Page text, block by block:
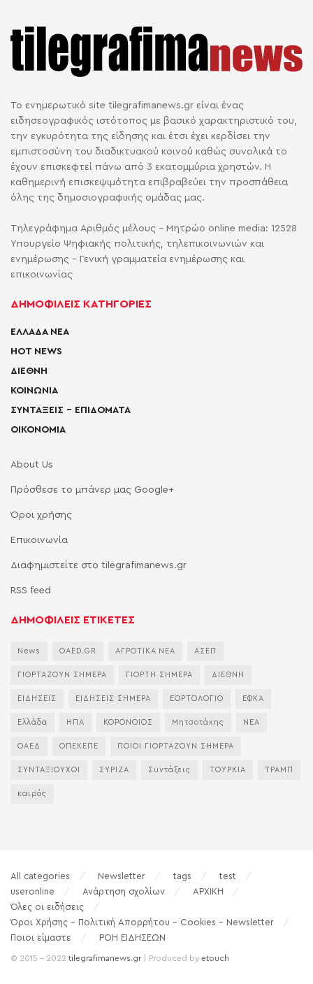
Το ενημερωτικό site tilegrafimanews.gr είναι ένας
ειδησεογραφικός ιστότοπος με βασικό χαρακτηριστικό του,
την εγκυρότητα της είδησης και έτσι έχει κερδίσει την
εμπιστοσύνη του διαδικτυακού κοινού καθώς συνολικά το
έχουν επισκεφτεί πάνω από 3 εκατομμύρια χρηστών. Η
καθημερινή επισκεψιμότητα επιβραβεύει την προσπάθεια
όλης της δημοσιογραφικής ομάδας μας.
Τηλεγράφημα Αριθμός μέλους - Μητρώο online media: 12528
Υπουργείο Ψηφιακής πολιτικής, τηλεπικοινωνιών και
ενημέρωσης - Γενική γραμματεία ενημέρωσης και
επικοινωνίας
ΔΗΜΟΦΙΛΕΙΣ ΚΑΤΗΓΟΡΙΕΣ
ΕΛΛΑΔΑ ΝΕΑ
HOT NEWS
ΔΙΕΘΝΗ
ΚΟΙΝΩΝΙΑ
ΣΥΝΤΑΞΕΙΣ – ΕΠΙΔΟΜΑΤΑ
ΟΙΚΟΝΟΜΙΑ
About Us
Πρόσθεσε το μπάνερ μας Google+
Όροι χρήσης
Επικοινωνία
Διαφημιστείτε στο tilegrafimanews.gr
RSS feed
ΔΗΜΟΦΙΛΕΙΣ ΕΤΙΚΕΤΕΣ
News OAED.GR ΑΓΡΟΤΙΚΑ ΝΕΑ ΑΣΕΠ
ΓΙΟΡΤΑΖΟΥΝ ΣΗΜΕΡΑ ΓΙΟΡΤΗ ΣΗΜΕΡΑ ΔΙΕΘΝΗ
ΕΙΔΗΣΕΙΣ ΕΙΔΗΣΕΙΣ ΣΗΜΕΡΑ ΕΟΡΤΟΛΟΓΙΟ ΕΦΚΑ
Ελλάδα ΗΠΑ ΚΟΡΟΝΟΙΟΣ Μητσοτάκης ΝΕΑ
ΟΑΕΔ ΟΠΕΚΕΠΕ ΠΟΙΟΙ ΓΙΟΡΤΑΖΟΥΝ ΣΗΜΕΡΑ
ΣΥΝΤΑΞΙΟΥΧΟΙ ΣΥΡΙΖΑ Συντάξεις ΤΟΥΡΚΙΑ ΤΡΑΜΠ
καιρός
All categories Newsletter tags
test
useronline
Ανάρτηση σχολίων
ΑΡΧΙΚΗ
Όλες οι ειδήσεις
Όροι Χρήσης – Πολιτική Απορρήτου – Cookies – Newsletter
Ποιοι είμαστε
ΡΟΗ ΕΙΔΗΣΕΩΝ
© 2015 - 2022 tilegrafimanews.gr| Produced by etouch